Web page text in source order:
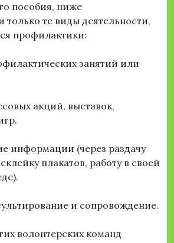
пособия, ниже
те виды деятельности,
профилактики:
занятий или
акций, выставок,
информации (через раздачу
плакатов, работу в своей
и сопровождение.
волонтерских команд